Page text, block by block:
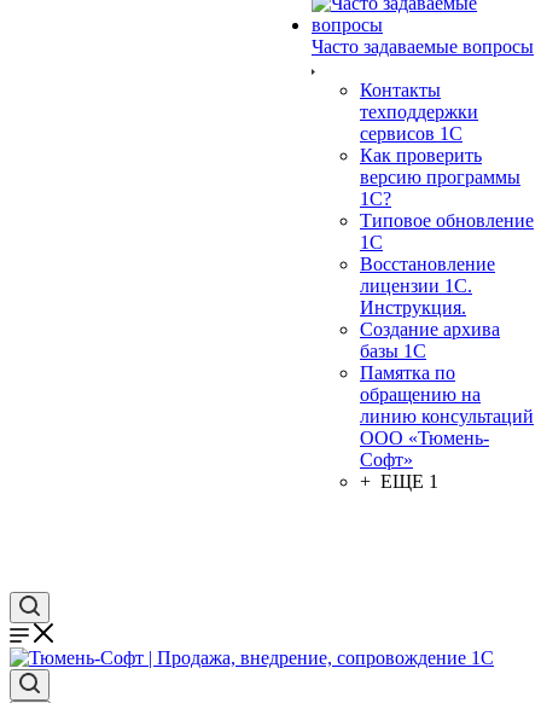
Часто задаваемые вопросы
Контакты
техподдержки
сервисов 1С
Как проверить
версию программы
1С?
Типовое обновление
1С
Восстановление
лицензии 1С.
Инструкция.
Создание архива
базы 1С
Памятка по
обращению на
линию консультаций
ООО «Тюмень-
Софт»
+ ЕЩЕ 1